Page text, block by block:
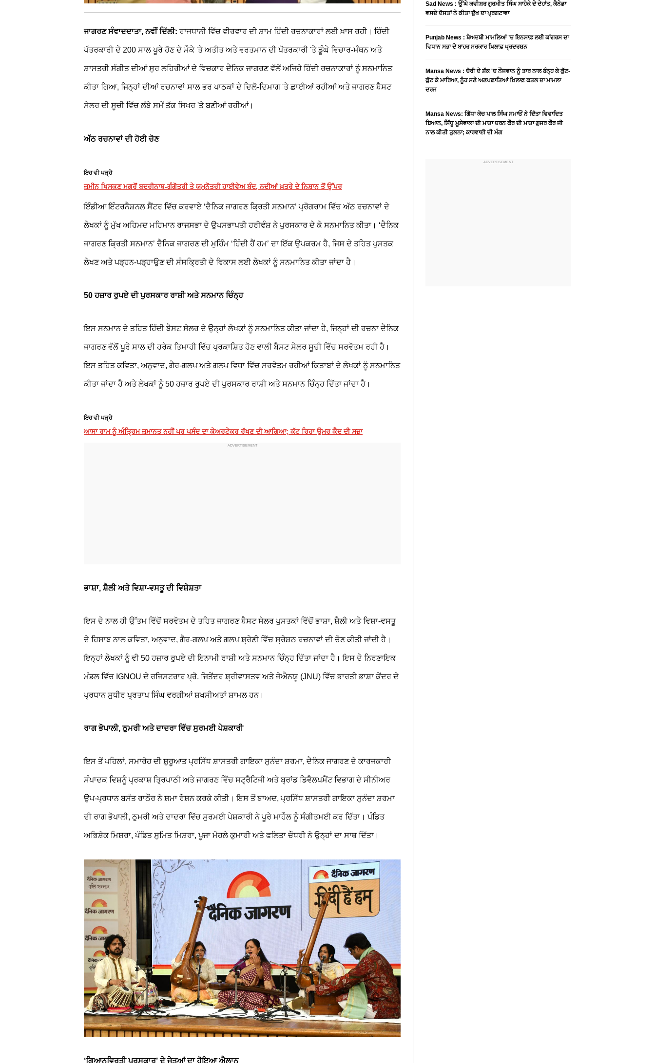
ਜਾਗਰਣ ਸੰਵਾਦਦਾਤਾ, ਨਵੀਂ ਦਿੱਲੀ: ਰਾਜਧਾਨੀ ਵਿੱਚ ਵੀਰਵਾਰ ਦੀ ਸ਼ਾਮ ਹਿੰਦੀ ਰਚਨਾਕਾਰਾਂ ਲਈ ਖ਼ਾਸ ਰਹੀ। ਹਿੰਦੀ
ਪੱਤਰਕਾਰੀ ਦੇ 200 ਸਾਲ ਪੂਰੇ ਹੋਣ ਦੇ ਮੌਕੇ 'ਤੇ ਅਤੀਤ ਅਤੇ ਵਰਤਮਾਨ ਦੀ ਪੱਤਰਕਾਰੀ 'ਤੇ ਡੂੰਘੇ ਵਿਚਾਰ-ਮੰਥਨ ਅਤੇ
ਸ਼ਾਸਤਰੀ ਸੰਗੀਤ ਦੀਆਂ ਸੁਰ ਲਹਿਰੀਆਂ ਦੇ ਵਿਚਕਾਰ ਦੈਨਿਕ ਜਾਗਰਣ ਵੱਲੋਂ ਅਜਿਹੇ ਹਿੰਦੀ ਰਚਨਾਕਾਰਾਂ ਨੂੰ ਸਨਮਾਨਿਤ
ਕੀਤਾ ਗਿਆ, ਜਿਨ੍ਹਾਂ ਦੀਆਂ ਰਚਨਾਵਾਂ ਸਾਲ ਭਰ ਪਾਠਕਾਂ ਦੇ ਦਿਲੋ-ਦਿਮਾਗ 'ਤੇ ਛਾਈਆਂ ਰਹੀਆਂ ਅਤੇ ਜਾਗਰਣ ਬੈਸਟ
ਸੇਲਰ ਦੀ ਸੂਚੀ ਵਿੱਚ ਲੰਬੇ ਸਮੇਂ ਤੱਕ ਸਿਖਰ 'ਤੇ ਬਣੀਆਂ ਰਹੀਆਂ।
ਅੱਠ ਰਚਨਾਵਾਂ ਦੀ ਹੋਈ ਚੋਣ
ਇਹ ਵੀ ਪੜ੍ਹੋ
ਜ਼ਮੀਨ ਖਿਸਕਣ ਮਗਰੋਂ ਬਦਰੀਨਾਥ-ਗੰਗੋਤਰੀ ਤੇ ਯਮੁਨੋਤਰੀ ਹਾਈਵੇਅ ਬੰਦ, ਨਦੀਆਂ ਖ਼ਤਰੇ ਦੇ ਨਿਸ਼ਾਨ ਤੋਂ ਉੱਪਰ
ਇੰਡੀਆ ਇੰਟਰਨੈਸ਼ਨਲ ਸੈਂਟਰ ਵਿੱਚ ਕਰਵਾਏ ‘ਦੈਨਿਕ ਜਾਗਰਣ ਕ੍ਰਿਤੀ ਸਨਮਾਨ’ ਪ੍ਰੋਗਰਾਮ ਵਿੱਚ ਅੱਠ ਰਚਨਾਵਾਂ ਦੇ
ਲੇਖਕਾਂ ਨੂੰ ਮੁੱਖ ਅਹਿਮਦ ਮਹਿਮਾਨ ਰਾਜਸਭਾ ਦੇ ਉਪਸਭਾਪਤੀ ਹਰੀਵੰਸ਼ ਨੇ ਪੁਰਸਕਾਰ ਦੇ ਕੇ ਸਨਮਾਨਿਤ ਕੀਤਾ। ‘ਦੈਨਿਕ
ਜਾਗਰਣ ਕ੍ਰਿਤੀ ਸਨਮਾਨ’ ਦੈਨਿਕ ਜਾਗਰਣ ਦੀ ਮੁਹਿੰਮ ‘ਹਿੰਦੀ ਹੈਂ ਹਮ’ ਦਾ ਇੱਕ ਉਪਕਰਮ ਹੈ, ਜਿਸ ਦੇ ਤਹਿਤ ਪੁਸਤਕ
ਲੇਖਣ ਅਤੇ ਪੜ੍ਹਨ-ਪੜ੍ਹਾਉਣ ਦੀ ਸੰਸਕ੍ਰਿਤੀ ਦੇ ਵਿਕਾਸ ਲਈ ਲੇਖਕਾਂ ਨੂੰ ਸਨਮਾਨਿਤ ਕੀਤਾ ਜਾਂਦਾ ਹੈ।
50 ਹਜ਼ਾਰ ਰੁਪਏ ਦੀ ਪੁਰਸਕਾਰ ਰਾਸ਼ੀ ਅਤੇ ਸਨਮਾਨ ਚਿੰਨ੍ਹ
ਇਸ ਸਨਮਾਨ ਦੇ ਤਹਿਤ ਹਿੰਦੀ ਬੈਸਟ ਸੇਲਰ ਦੇ ਉਨ੍ਹਾਂ ਲੇਖਕਾਂ ਨੂੰ ਸਨਮਾਨਿਤ ਕੀਤਾ ਜਾਂਦਾ ਹੈ, ਜਿਨ੍ਹਾਂ ਦੀ ਰਚਨਾ ਦੈਨਿਕ
ਜਾਗਰਣ ਵੱਲੋਂ ਪੂਰੇ ਸਾਲ ਦੀ ਹਰੇਕ ਤਿਮਾਹੀ ਵਿੱਚ ਪ੍ਰਕਾਸ਼ਿਤ ਹੋਣ ਵਾਲੀ ਬੈਸਟ ਸੇਲਰ ਸੂਚੀ ਵਿੱਚ ਸਰਵੋਤਮ ਰਹੀ ਹੈ।
ਇਸ ਤਹਿਤ ਕਵਿਤਾ, ਅਨੁਵਾਦ, ਗੈਰ-ਗਲਪ ਅਤੇ ਗਲਪ ਵਿਧਾ ਵਿੱਚ ਸਰਵੋਤਮ ਰਹੀਆਂ ਕਿਤਾਬਾਂ ਦੇ ਲੇਖਕਾਂ ਨੂੰ ਸਨਮਾਨਿਤ
ਕੀਤਾ ਜਾਂਦਾ ਹੈ ਅਤੇ ਲੇਖਕਾਂ ਨੂੰ 50 ਹਜ਼ਾਰ ਰੁਪਏ ਦੀ ਪੁਰਸਕਾਰ ਰਾਸ਼ੀ ਅਤੇ ਸਨਮਾਨ ਚਿੰਨ੍ਹ ਦਿੱਤਾ ਜਾਂਦਾ ਹੈ।
ਇਹ ਵੀ ਪੜ੍ਹੋ
ਆਸਾ ਰਾਮ ਨੂੰ ਅੰਤ੍ਰਿਮ ਜ਼ਮਾਨਤ ਨਹੀਂ ਪਰ ਪਸੰਦ ਦਾ ਕੇਅਰਟੇਕਰ ਰੱਖਣ ਦੀ ਆਗਿਆ; ਕੱਟ ਰਿਹਾ ਉਮਰ ਕੈਦ ਦੀ ਸਜ਼ਾ
ਭਾਸ਼ਾ, ਸ਼ੈਲੀ ਅਤੇ ਵਿਸ਼ਾ-ਵਸਤੂ ਦੀ ਵਿਸ਼ੇਸ਼ਤਾ
ਇਸ ਦੇ ਨਾਲ ਹੀ ਉੱਤਮ ਵਿੱਚੋਂ ਸਰਵੋਤਮ ਦੇ ਤਹਿਤ ਜਾਗਰਣ ਬੈਸਟ ਸੇਲਰ ਪੁਸਤਕਾਂ ਵਿੱਚੋਂ ਭਾਸ਼ਾ, ਸ਼ੈਲੀ ਅਤੇ ਵਿਸ਼ਾ-ਵਸਤੂ
ਦੇ ਹਿਸਾਬ ਨਾਲ ਕਵਿਤਾ, ਅਨੁਵਾਦ, ਗੈਰ-ਗਲਪ ਅਤੇ ਗਲਪ ਸ਼੍ਰੇਣੀ ਵਿੱਚ ਸ੍ਰੇਸ਼ਠ ਰਚਨਾਵਾਂ ਦੀ ਚੋਣ ਕੀਤੀ ਜਾਂਦੀ ਹੈ।
ਇਨ੍ਹਾਂ ਲੇਖਕਾਂ ਨੂੰ ਵੀ 50 ਹਜ਼ਾਰ ਰੁਪਏ ਦੀ ਇਨਾਮੀ ਰਾਸ਼ੀ ਅਤੇ ਸਨਮਾਨ ਚਿੰਨ੍ਹ ਦਿੱਤਾ ਜਾਂਦਾ ਹੈ। ਇਸ ਦੇ ਨਿਰਣਾਇਕ
ਮੰਡਲ ਵਿੱਚ IGNOU ਦੇ ਰਜਿਸਟਰਾਰ ਪ੍ਰੋ. ਜਿਤੇਂਦਰ ਸ਼੍ਰੀਵਾਸਤਵ ਅਤੇ ਜੇਐਨਯੂ (JNU) ਵਿੱਚ ਭਾਰਤੀ ਭਾਸ਼ਾ ਕੇਂਦਰ ਦੇ
ਪ੍ਰਧਾਨ ਸੁਧੀਰ ਪ੍ਰਤਾਪ ਸਿੰਘ ਵਰਗੀਆਂ ਸ਼ਖਸੀਅਤਾਂ ਸ਼ਾਮਲ ਹਨ।
ਰਾਗ ਭੋਪਾਲੀ, ਠੁਮਰੀ ਅਤੇ ਦਾਦਰਾ ਵਿੱਚ ਸੁਰਮਈ ਪੇਸ਼ਕਾਰੀ
ਇਸ ਤੋਂ ਪਹਿਲਾਂ, ਸਮਾਰੋਹ ਦੀ ਸ਼ੁਰੂਆਤ ਪ੍ਰਸਿੱਧ ਸ਼ਾਸਤਰੀ ਗਾਇਕਾ ਸੁਨੰਦਾ ਸ਼ਰਮਾ, ਦੈਨਿਕ ਜਾਗਰਣ ਦੇ ਕਾਰਜਕਾਰੀ
ਸੰਪਾਦਕ ਵਿਸ਼ਨੂੰ ਪ੍ਰਕਾਸ਼ ਤ੍ਰਿਪਾਠੀ ਅਤੇ ਜਾਗਰਣ ਵਿੱਚ ਸਟ੍ਰੈਟਿਜੀ ਅਤੇ ਬ੍ਰਾਂਡ ਡਿਵੈਲਪਮੈਂਟ ਵਿਭਾਗ ਦੇ ਸੀਨੀਅਰ
ਉਪ-ਪ੍ਰਧਾਨ ਬਸੰਤ ਰਾਠੌਰ ਨੇ ਸ਼ਮਾ ਰੌਸ਼ਨ ਕਰਕੇ ਕੀਤੀ। ਇਸ ਤੋਂ ਬਾਅਦ, ਪ੍ਰਸਿੱਧ ਸ਼ਾਸਤਰੀ ਗਾਇਕਾ ਸੁਨੰਦਾ ਸ਼ਰਮਾ
ਦੀ ਰਾਗ ਭੋਪਾਲੀ, ਠੁਮਰੀ ਅਤੇ ਦਾਦਰਾ ਵਿੱਚ ਸੁਰਮਈ ਪੇਸ਼ਕਾਰੀ ਨੇ ਪੂਰੇ ਮਾਹੌਲ ਨੂੰ ਸੰਗੀਤਮਈ ਕਰ ਦਿੱਤਾ। ਪੰਡਿਤ
ਅਭਿਸ਼ੇਕ ਮਿਸ਼ਰਾ, ਪੰਡਿਤ ਸੁਮਿਤ ਮਿਸ਼ਰਾ, ਪੂਜਾ ਮੋਹਲੇ ਕੁਮਾਰੀ ਅਤੇ ਫਲਿਤਾ ਚੌਧਰੀ ਨੇ ਉਨ੍ਹਾਂ ਦਾ ਸਾਥ ਦਿੱਤਾ।
‘ਗਿਆਨਵ੍ਰਿਤੀ ਪੁਰਸਕਾਰ’ ਦੇ ਜੇਤੂਆਂ ਦਾ ਹੋਇਆ ਐਲਾਨ
Sad News : ਉੱਘੇ ਕਵੀਸ਼ਰ ਗੁਰਮੀਤ ਸਿੰਘ ਸਾਹੋਕੇ ਦੇ ਦੇਹਾਂਤ, ਕੈਨੇਡਾ
ਵਸਦੇ ਦੋਸਤਾਂ ਨੇ ਕੀਤਾ ਦੁੱਖ ਦਾ ਪ੍ਰਗਟਾਵਾ
Punjab News : ਬੇਅਦਬੀ ਮਾਮਲਿਆਂ ’ਚ ਇਨਸਾਫ਼ ਲਈ ਕਾਂਗਰਸ ਦਾ
ਵਿਧਾਨ ਸਭਾ ਦੇ ਬਾਹਰ ਸਰਕਾਰ ਖ਼ਿਲਾਫ਼ ਪ੍ਰਦਰਸ਼ਨ
Mansa News : ਚੋਰੀ ਦੇ ਸ਼ੱਕ 'ਚ ਨੌਜਵਾਨ ਨੂੰ ਤਾਰ ਨਾਲ ਬੰਨ੍ਹ ਕੇ ਕੁੱਟ-
ਕੁੱਟ ਕੇ ਮਾਰਿਆ, ਨੂੰਹ ਸਣੇ ਅਣਪਛਾਤਿਆਂ ਖ਼ਿਲਾਫ਼ ਕਤਲ ਦਾ ਮਾਮਲਾ
ਦਰਜ
Mansa News: ਗਿੱਧਾ ਕੋਚ ਪਾਲ ਸਿੰਘ ਸਮਾਓਂ ਨੇ ਦਿੱਤਾ ਵਿਵਾਦਿਤ
ਬਿਆਨ, ਸਿੱਧੂ ਮੂਸੇਵਾਲਾ ਦੀ ਮਾਤਾ ਚਰਨ ਕੌਰ ਦੀ ਮਾਤਾ ਗੁਜਰ ਕੌਰ ਜੀ
ਨਾਲ ਕੀਤੀ ਤੁਲਨਾ; ਕਾਰਵਾਈ ਦੀ ਮੰਗ